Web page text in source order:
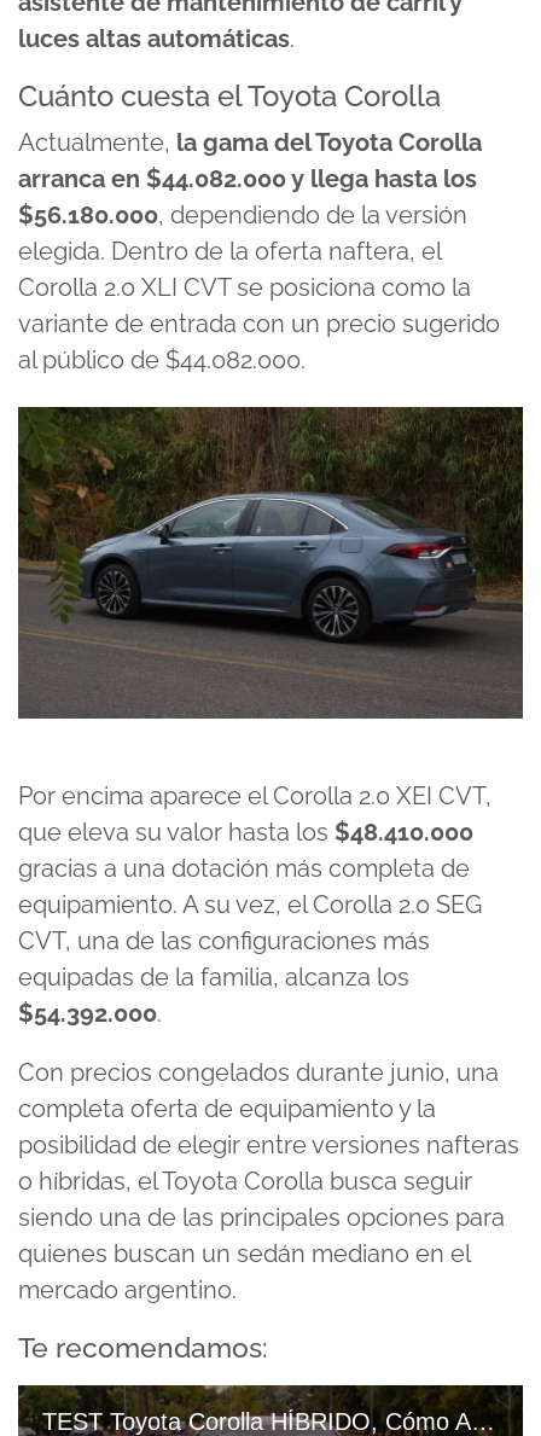
luces altas automáticas.
Cuánto cuesta el Toyota Corolla
Actualmente, la gama del Toyota Corolla
arranca en $44.082.000 y llega hasta los
$56.180.000, dependiendo de la versión
elegida. Dentro de la oferta naftera, el
Corolla 2.0 XLI CVT se posiciona como la
variante de entrada con un precio sugerido
al público de $44.082.000.
Por encima aparece el Corolla 2.0 XEI CVT,
que eleva su valor hasta los $48.410.000
gracias a una dotación más completa de
equipamiento. A su vez, el Corolla 2.0 SEG
CVT, una de las configuraciones más
equipadas de la familia, alcanza los
$54.392.000.
Con precios congelados durante junio, una
completa oferta de equipamiento y la
posibilidad de elegir entre versiones nafteras
o híbridas, el Toyota Corolla busca seguir
siendo una de las principales opciones para
quienes buscan un sedán mediano en el
mercado argentino.
Te recomendamos:
TEST Toyota Corolla HÍBRIDO, Cómo Anda, Qué Trae Y CONSUMOS 720p